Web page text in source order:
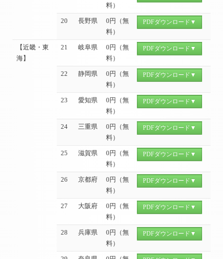
料）
20 長野県
0円（無
料）
PDFダウンロード▼
【近畿・東
海】
21 岐阜県
0円（無
料）
PDFダウンロード▼
22 静岡県
0円（無
料）
PDFダウンロード▼
23 愛知県
0円（無
料）
PDFダウンロード▼
24 三重県
0円（無
料）
PDFダウンロード▼
25 滋賀県
0円（無
料）
PDFダウンロード▼
26 京都府
0円（無
料）
PDFダウンロード▼
27 大阪府
0円（無
料）
PDFダウンロード▼
28 兵庫県
0円（無
料）
PDFダウンロード▼